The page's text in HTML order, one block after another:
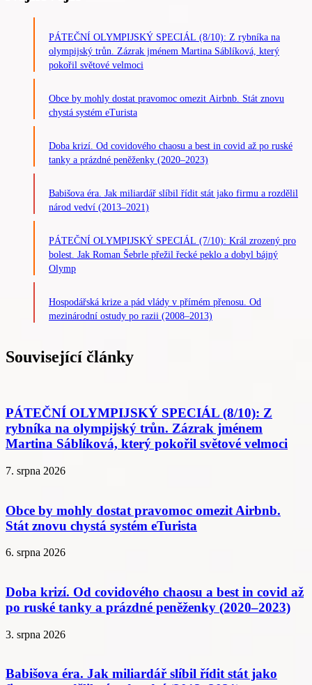
PÁTEČNÍ OLYMPIJSKÝ SPECIÁL (8/10): Z rybníka na
olympijský trůn. Zázrak jménem Martina Sáblíková, který
pokořil světové velmoci
Obce by mohly dostat pravomoc omezit Airbnb. Stát znovu
chystá systém eTurista
Doba krizí. Od covidového chaosu a best in covid až po ruské
tanky a prázdné peněženky (2020–2023)
Babišova éra. Jak miliardář slíbil řídit stát jako firmu a rozdělil
národ vedví (2013–2021)
PÁTEČNÍ OLYMPIJSKÝ SPECIÁL (7/10): Král zrozený pro
bolest. Jak Roman Šebrle přežil řecké peklo a dobyl bájný
Olymp
Hospodářská krize a pád vlády v přímém přenosu. Od
mezinárodní ostudy po razii (2008–2013)
Související články
PÁTEČNÍ OLYMPIJSKÝ SPECIÁL (8/10): Z
rybníka na olympijský trůn. Zázrak jménem
Martina Sáblíková, který pokořil světové velmoci
7. srpna 2026
Obce by mohly dostat pravomoc omezit Airbnb.
Stát znovu chystá systém eTurista
6. srpna 2026
Doba krizí. Od covidového chaosu a best in covid až
po ruské tanky a prázdné peněženky (2020–2023)
3. srpna 2026
Babišova éra. Jak miliardář slíbil řídit stát jako